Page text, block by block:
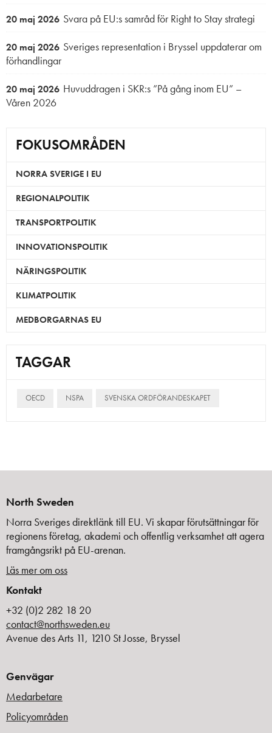
20 maj 2026 Svara på EU:s samråd för Right to Stay strategi
20 maj 2026 Sveriges representation i Bryssel uppdaterar om
förhandlingar
20 maj 2026 Huvuddragen i SKR:s ”På gång inom EU” –
Våren 2026
FOKUSOMRÅDEN
NORRA SVERIGE I EU
REGIONALPOLITIK
TRANSPORTPOLITIK
INNOVATIONSPOLITIK
NÄRINGSPOLITIK
KLIMATPOLITIK
MEDBORGARNAS EU
TAGGAR
OECD NSPA SVENSKA ORDFÖRANDESKAPET
North Sweden
Norra Sveriges direktlänk till EU. Vi skapar förutsättningar för
regionens företag, akademi och offentlig verksamhet att agera
framgångsrikt på EU-arenan.
Läs mer om oss
Kontakt
+32 (0)2 282 18 20
contact@northsweden.eu
Avenue des Arts 11, 1210 St Josse, Bryssel
Genvägar
Medarbetare
Policyområden